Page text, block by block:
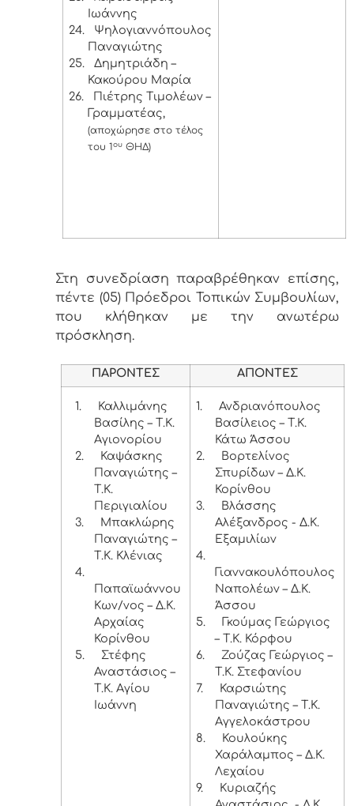
Ιωάννης
24.
Ψηλογιαννόπουλος
Παναγιώτης
25.
Δημητριάδη –
Κακούρου Μαρία
26.
Πιέτρης Τιμολέων –
Γραμματέας,
(αποχώρησε στο τέλος
του 1 ουΘΗΔ)
Στη συνεδρίαση παραβρέθηκαν επίσης,
πέντε (05) Πρόεδροι Τοπικών Συμβουλίων,
που κλήθηκαν με την ανωτέρω
πρόσκληση.
ΠΑΡΟΝΤΕΣ ΑΠΟΝΤΕΣ
1.
Καλλιμάνης
Βασίλης – Τ.Κ.
Αγιονορίου
2.
Καψάσκης
Παναγιώτης –
Τ.Κ.
Περιγιαλίου
3.
Μπακλώρης
Παναγιώτης –
Τ.Κ. Κλένιας
4.
Παπαϊωάννου
Κων/νος – Δ.Κ.
Αρχαίας
Κορίνθου
5.
Στέφης
Αναστάσιος –
Τ.Κ. Αγίου
Ιωάννη
1.
Ανδριανόπουλος
Βασίλειος – Τ.Κ.
Κάτω Άσσου
2.
Βορτελίνος
Σπυρίδων – Δ.Κ.
Κορίνθου
3.
Βλάσσης
Αλέξανδρος - Δ.Κ.
Εξαμιλίων
4.
Γιαννακουλόπουλος
Ναπολέων – Δ.Κ.
Άσσου
5.
Γκούμας Γεώργιος
– Τ.Κ. Κόρφου
6.
Ζούζας Γεώργιος –
Τ.Κ. Στεφανίου
7.
Καρσιώτης
Παναγιώτης – Τ.Κ.
Αγγελοκάστρου
8.
Κουλούκης
Χαράλαμπος – Δ.Κ.
Λεχαίου
9.
Κυριαζής